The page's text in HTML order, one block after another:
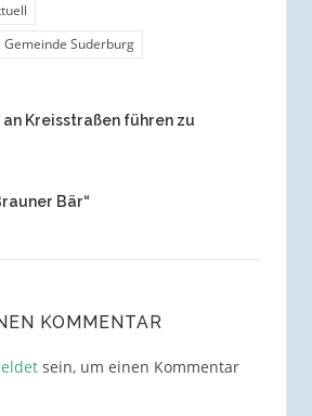
Gemeinde Suderburg
Kreisstraßen führen zu
Bär“
KOMMENTAR
sein, um einen Kommentar